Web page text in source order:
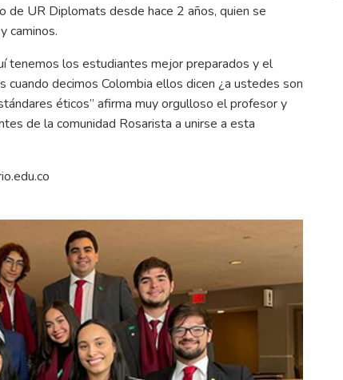
de UR Diplomats desde hace 2 años, quien se
caminos.
tenemos los estudiantes mejor preparados y el
decimos Colombia ellos dicen ¿a ustedes son
éticos” afirma muy orgulloso el profesor y
de la comunidad Rosarista a unirse a esta